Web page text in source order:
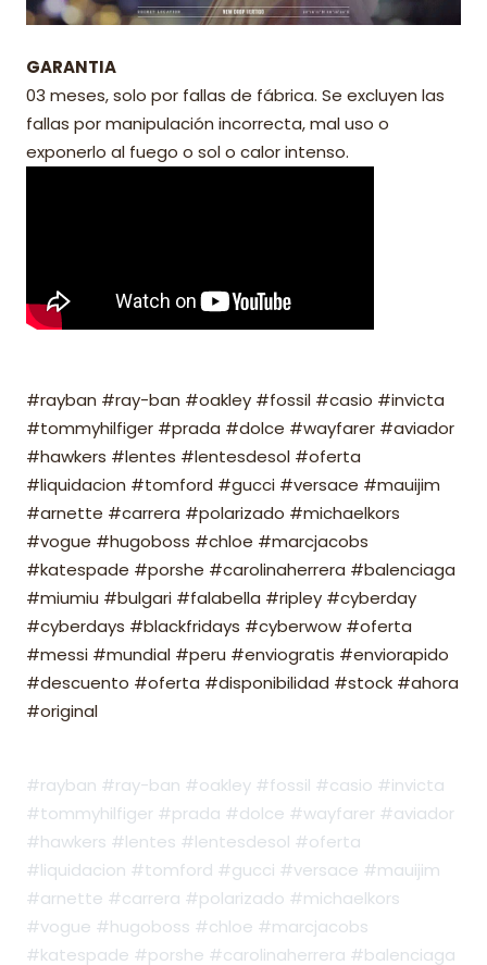
GARANTIA
03 meses, solo por fallas de fábrica. Se excluyen las
fallas por manipulación incorrecta, mal uso o
exponerlo al fuego o sol o calor intenso.
#rayban #ray-ban #oakley #fossil #casio #invicta
#tommyhilfiger #prada #dolce #wayfarer #aviador
#hawkers #lentes #lentesdesol #oferta
#liquidacion #tomford #gucci #versace #mauijim
#arnette #carrera #polarizado #michaelkors
#vogue #hugoboss #chloe #marcjacobs
#katespade #porshe #carolinaherrera #balenciaga
#miumiu #bulgari #falabella #ripley #cyberday
#cyberdays #blackfridays #cyberwow #oferta
#messi #mundial #peru #enviogratis #enviorapido
#descuento #oferta #disponibilidad #stock #ahora
#original
#rayban #ray-ban #oakley #fossil #casio #invicta
#tommyhilfiger #prada #dolce #wayfarer #aviador
#hawkers #lentes #lentesdesol #oferta
#liquidacion #tomford #gucci #versace #mauijim
#arnette #carrera #polarizado #michaelkors
#vogue #hugoboss #chloe #marcjacobs
#katespade #porshe #carolinaherrera #balenciaga